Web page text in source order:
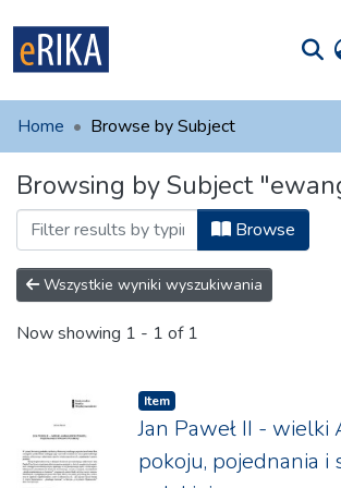
UAFM
For authors
Help
Contact
Home Browse by Subject
Browsing by Subject
Browse
Wszystkie wyniki wyszukiwania
Now showing 1 - 1 of 1
Item
Jan Paweł II - wielki
pokoju, pojednania i